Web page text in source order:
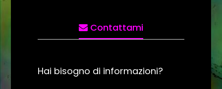
Contattami
Hai bisogno di informazioni?